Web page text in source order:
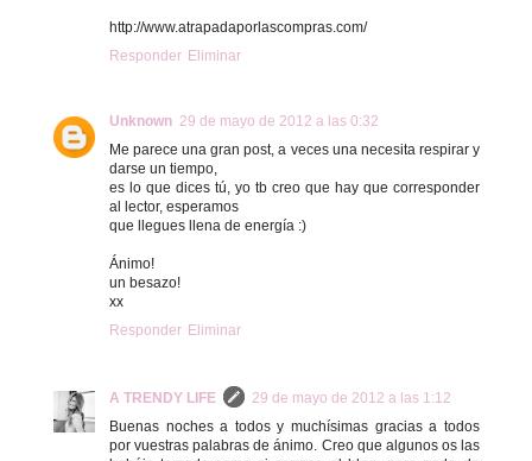
http://www.atrapadaporlascompras.com/
Responder Eliminar
Unknown 29 de mayo de 2012 a las 0:32
Me parece una gran post, a veces una necesita respirar y
darse un tiempo,
es lo que dices tú, yo tb creo que hay que corresponder
al lector, esperamos
que llegues llena de energía :)
Ánimo!
un besazo!
xx
Responder Eliminar
A TRENDY LIFE
29 de mayo de 2012 a las 1:12
Buenas noches a todos y muchísimas gracias a todos
por vuestras palabras de ánimo. Creo que algunos os las